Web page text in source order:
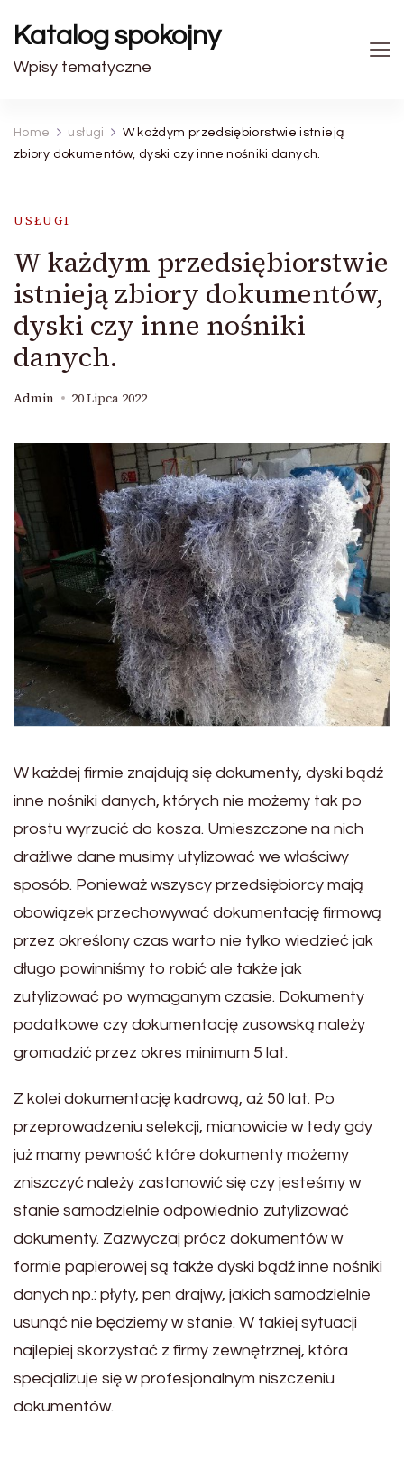
Katalog spokojny
Wpisy tematyczne
Home usługi
W każdym przedsiębiorstwie istnieją
zbiory dokumentów, dyski czy inne nośniki danych.
USŁUGI
W każdym przedsiębiorstwie
istnieją zbiory dokumentów,
dyski czy inne nośniki
danych.
Admin 20 Lipca 2022
W każdej firmie znajdują się dokumenty, dyski bądź
inne nośniki danych, których nie możemy tak po
prostu wyrzucić do kosza. Umieszczone na nich
drażliwe dane musimy utylizować we właściwy
sposób. Ponieważ wszyscy przedsiębiorcy mają
obowiązek przechowywać dokumentację firmową
przez określony czas warto nie tylko wiedzieć jak
długo powinniśmy to robić ale także jak
zutylizować po wymaganym czasie. Dokumenty
podatkowe czy dokumentację zusowską należy
gromadzić przez okres minimum 5 lat.
Z kolei dokumentację kadrową, aż 50 lat. Po
przeprowadzeniu selekcji, mianowicie w tedy gdy
już mamy pewność które dokumenty możemy
zniszczyć należy zastanowić się czy jesteśmy w
stanie samodzielnie odpowiednio zutylizować
dokumenty. Zazwyczaj prócz dokumentów w
formie papierowej są także dyski bądź inne nośniki
danych np.: płyty, pen drajwy, jakich samodzielnie
usunąć nie będziemy w stanie. W takiej sytuacji
najlepiej skorzystać z firmy zewnętrznej, która
specjalizuje się w profesjonalnym niszczeniu
dokumentów.